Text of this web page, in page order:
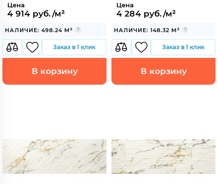
Цена
4 914 руб./м²
НАЛИЧИЕ: 498.24 М²
Заказ в 1 клик
В корзину
Цена
4 284 руб./м²
НАЛИЧИЕ: 148.32 М²
Заказ в 1 клик
В корзину